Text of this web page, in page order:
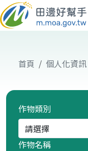
首頁 個人化資訊
作物類別
作物名稱